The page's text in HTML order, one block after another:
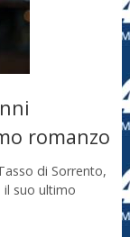
romanzo
di Sorrento,
il suo ultimo